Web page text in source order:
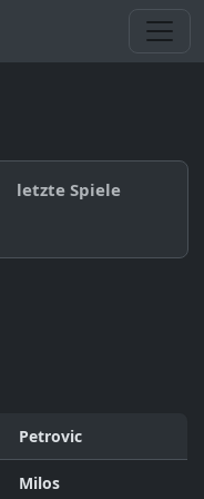
letzte Spiele
Petrovic
Milos